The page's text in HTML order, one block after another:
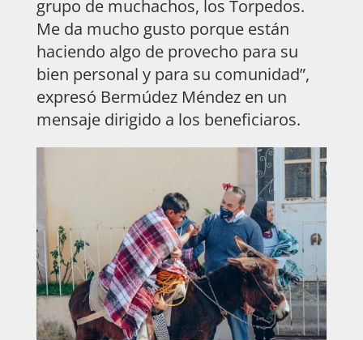
grupo de muchachos, los Torpedos.
Me da mucho gusto porque están
haciendo algo de provecho para su
bien personal y para su comunidad”,
expresó Bermúdez Méndez en un
mensaje dirigido a los beneficiaros.